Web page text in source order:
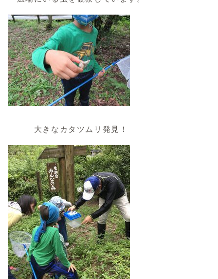
大きなカタツムリ発見！